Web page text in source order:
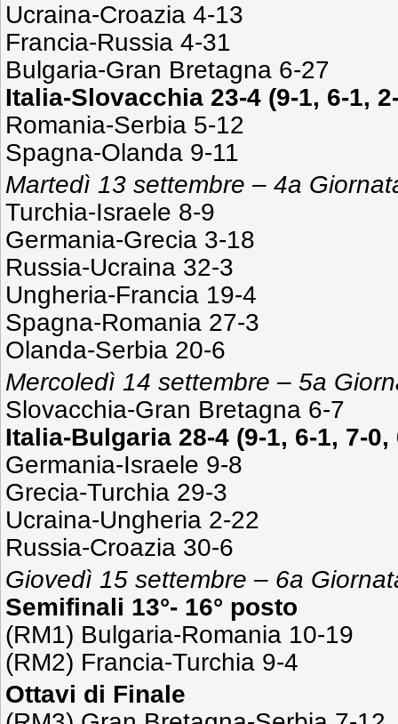
Ucraina-Croazia 4-13
Francia-Russia 4-31
Bulgaria-Gran Bretagna 6-27
Italia-Slovacchia 23-4 (9-1, 6-1,
Romania-Serbia 5-12
Spagna-Olanda 9-11
Martedì 13 settembre – 4a
Turchia-Israele 8-9
Germania-Grecia 3-18
Russia-Ucraina 32-3
Ungheria-Francia 19-4
Spagna-Romania 27-3
Olanda-Serbia 20-6
Mercoledì 14 settembre – 5a
Slovacchia-Gran Bretagna 6-7
Italia-Bulgaria 28-4 (9-1, 6-1, 7-0,
Germania-Israele 9-8
Grecia-Turchia 29-3
Ucraina-Ungheria 2-22
Russia-Croazia 30-6
Giovedì 15 settembre – 6a
Semifinali 13°- 16° posto
(RM1) Bulgaria-Romania 10-19
(RM2) Francia-Turchia 9-4
Ottavi di Finale